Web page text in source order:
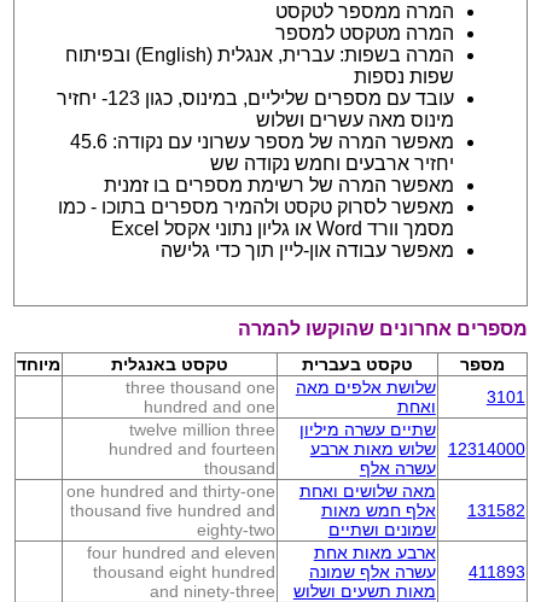
המרה ממספר לטקסט
המרה מטקסט למספר
המרה בשפות: עברית, אנגלית (English) ובפיתוח
שפות נספות
עובד עם מספרים שליליים, במינוס, כגון 123- יחזיר
מינוס מאה עשרים ושלוש
מאפשר המרה של מספר עשרוני עם נקודה: 45.6
יחזיר ארבעים וחמש נקודה שש
מאפשר המרה של רשימת מספרים בו זמנית
מאפשר לסרוק טקסט ולהמיר מספרים בתוכו - כמו
מסמך וורד Word או גליון נתוני אקסל Excel
מאפשר עבודה און-ליין תוך כדי גלישה
מספרים אחרונים שהוקשו להמרה
מספר טקסט בעברית טקסט באנגלית
מיוחד
3101
שלושת אלפים מאה
ואחת
three thousand one
hundred and one
12314000
שתיים עשרה מיליון
שלוש מאות ארבע
עשרה אלף
twelve million three
hundred and fourteen
thousand
131582
מאה שלושים ואחת
אלף חמש מאות
שמונים ושתיים
one hundred and thirty-one
thousand five hundred and
eighty-two
411893
ארבע מאות אחת
עשרה אלף שמונה
מאות תשעים ושלוש
four hundred and eleven
thousand eight hundred
and ninety-three